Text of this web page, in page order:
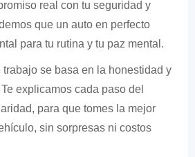
real con tu seguridad y
que un auto en perfecto
para tu rutina y tu paz mental.
trabajo se basa en la honestidad y
explicamos cada paso del
para que tomes la mejor
sin sorpresas ni costos